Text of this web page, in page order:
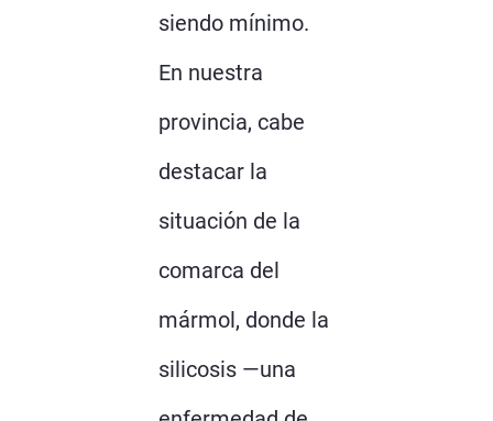
siendo mínimo.
En nuestra
provincia, cabe
destacar la
situación de la
comarca del
mármol, donde la
silicosis —una